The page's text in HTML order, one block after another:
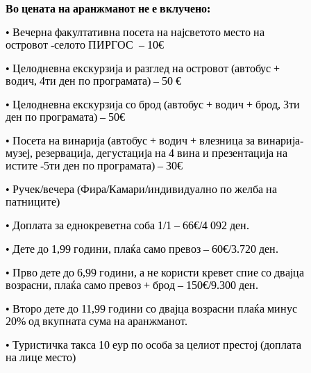
Во цената на аранжманот не е вклучено:
• Вечерна факултативна посета на најсветото место на
островот -селото ПИРГОС – 10€
• Целодневна екскурзија и разглед на островот (автобус +
водич, 4ти ден по програмата) – 50 €
• Целодневна екскурзија со брод (автобус + водич + брод, 3ти
ден по програмата) – 50€
• Посета на винарија (автобус + водич + влезница за винарија-
музеј, резервација, дегустација на 4 вина и презентација на
истите -5ти ден по програмата) – 30€
• Ручек/вечера (Фира/Камари/индивидуално по желба на
патниците)
• Доплата за еднокреветна соба 1/1 – 66€/4 092 ден.
• Дете до 1,99 години, плаќа само превоз – 60€/3.720 ден.
• Прво дете до 6,99 години, а не користи кревет спие со двајца
возрасни, плаќа само превоз + брод – 150€/9.300 ден.
• Второ дете до 11,99 години со двајца возрасни плаќа минус
20% од вкупната сума на аранжманот.
• Туристичка такса 10 еур по особа за целиот престој (доплата
на лице место)